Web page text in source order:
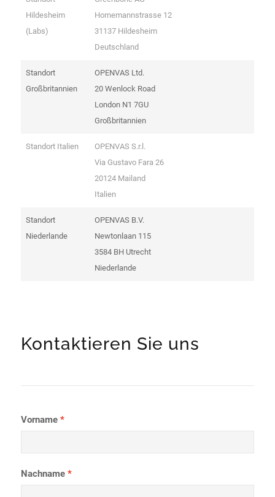
Hildesheim
(Labs)
Hornemannstrasse 12
31137 Hildesheim
Deutschland
Standort
Großbritannien
OPENVAS Ltd.
20 Wenlock Road
London N1 7GU
Großbritannien
Standort Italien
OPENVAS S.r.l.
Via Gustavo Fara 26
20124 Mailand
Italien
Standort
Niederlande
OPENVAS B.V.
Newtonlaan 115
3584 BH Utrecht
Niederlande
Kontaktieren Sie uns
Vorname
Nachname